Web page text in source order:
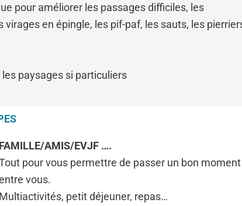
pour améliorer les passages difficiles, les
virages en épingle, les pif-paf, les sauts, les
paysages si particuliers
FAMILLE/AMIS/EVJF ….
pour vous permettre de passer un bon moment
vous.
Multiactivités, petit déjeuner, repas…